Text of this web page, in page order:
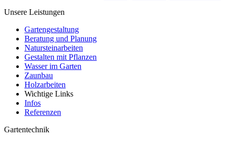
Unsere Leistungen
Gartengestaltung
Beratung und Planung
Natursteinarbeiten
Gestalten mit Pflanzen
Wasser im Garten
Zaunbau
Holzarbeiten
Wichtige Links
Infos
Referenzen
Gartentechnik